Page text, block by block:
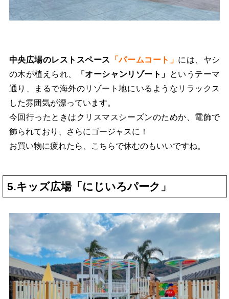
中央広場のレストスペース 「パームコート」 には、ヤシ
の木が植えられ、
「オーシャンリゾート」
というテーマ
通り、まるで海外のリゾート地にいるようなリラックス
した雰囲気が漂っています。
今回行ったときはクリスマスシーズンのためか、電飾で
飾られており、さらにゴージャスに！
お買い物に疲れたら、こちらで休むのもいいですね。
5.キッズ広場「にじいろパーク」